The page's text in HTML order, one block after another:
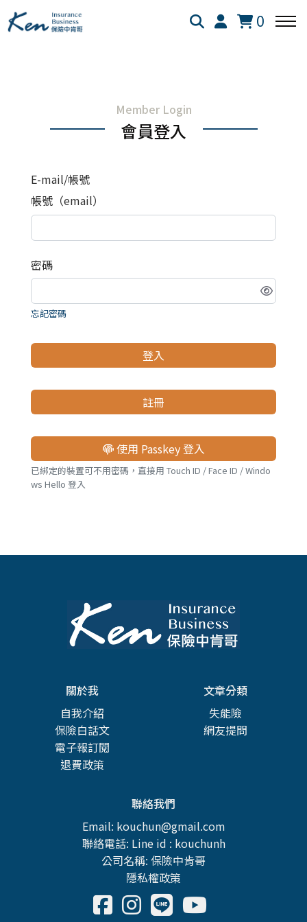
0
失能險
旅平險
儲蓄險
學習心得
靈性成長
好書推薦
退休規劃
勞保勞退
Member Login
會員登入
E-mail/帳號
帳號（email）
密碼
忘記密碼
登入
註冊
使用 Passkey 登入
已綁定的裝置可不用密碼，直接用 Touch ID / Face ID / Windo
ws Hello 登入
關於我
自我介紹
保險白話文
電子報訂閱
退費政策
文章分類
失能險
網友提問
聯絡我們
Email: kouchun@gmail.com
聯絡電話: Line id : kouchunh
公司名稱: 保險中肯哥
隱私權政策